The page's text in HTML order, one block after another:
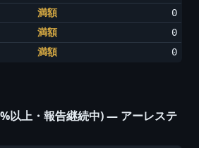
満額
0
満額
0
満額 0
以上・報告継続中) ― アーレステ